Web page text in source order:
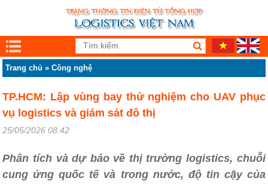
Trang chủ »Công nghệ
TP.HCM: Lập vùng bay thử nghiệm cho UAV phục
vụ logistics và giám sát đô thị
25/05/2026 08:42
Phân tích và dự báo về thị trường logistics, chuỗi
cung ứng quốc tế và trong nước, độ tin cậy của